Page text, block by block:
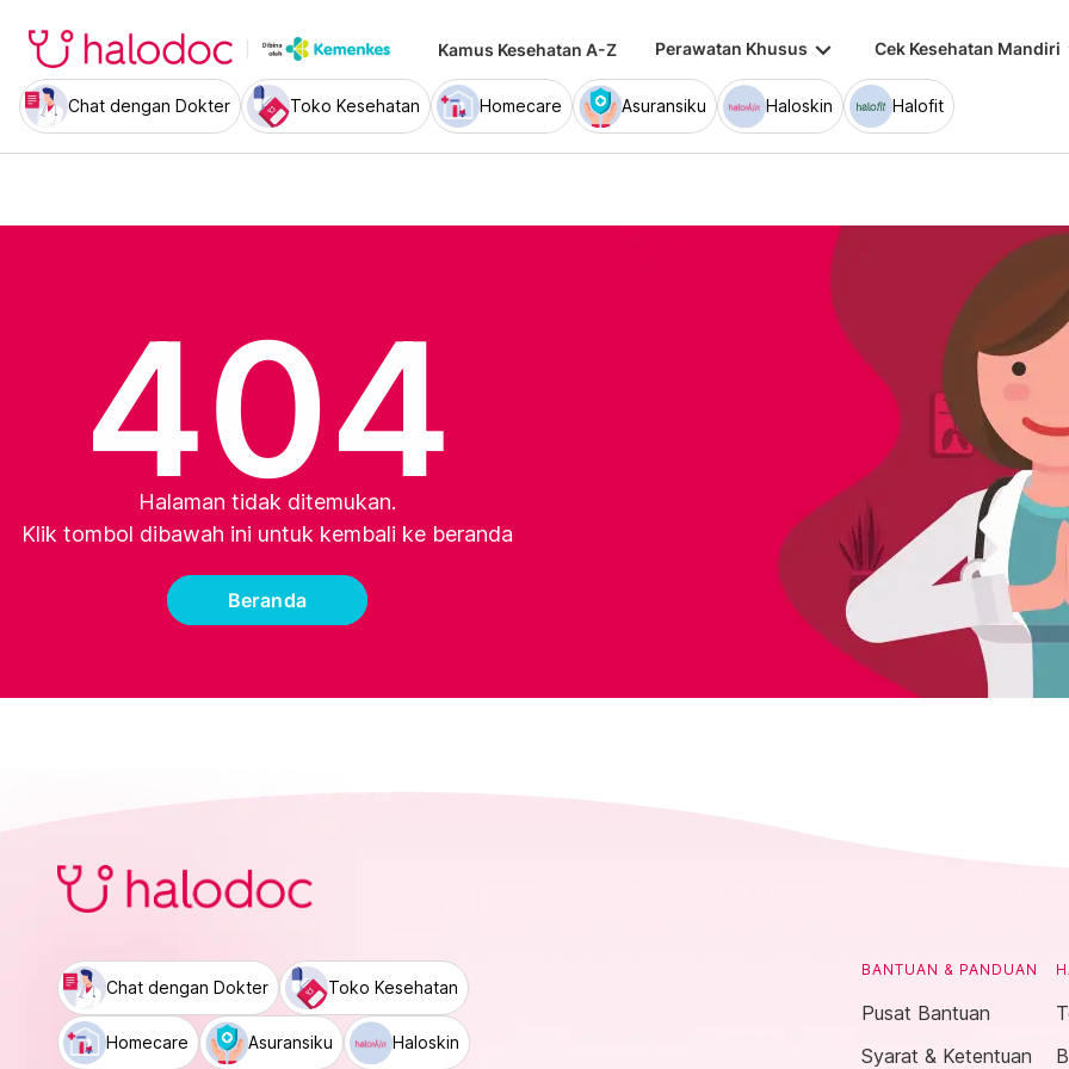
Kamus Kesehatan A-Z Perawatan Khusus keyboard_arrow_down Cek Kesehatan Mandiri
Chat dengan Dokter Toko Kesehatan Homecare Asuransiku Haloskin Halofit
404
Halaman tidak ditemukan.
Klik tombol dibawah ini untuk kembali ke beranda
Beranda
Chat dengan Dokter Toko Kesehatan
Homecare Asuransiku Haloskin
BANTUAN & PANDUAN
Pusat Bantuan
Syarat & Ketentuan